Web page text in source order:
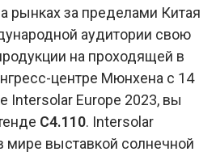
рынках за пределами Китая
аудитории свою
на проходящей в
центре Мюнхена с 14
Intersolar Europe 2023, вы
C4.110. Intersolar
мире выставкой солнечной